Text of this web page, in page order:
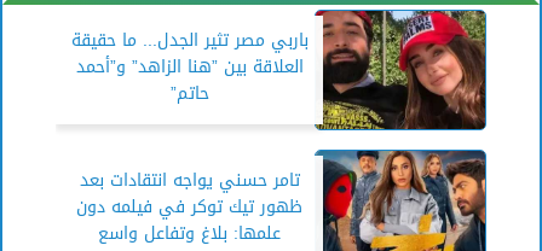
باربي مصر تثير الجدل... ما حقيقة
العلاقة بين ”هنا الزاهد” و”أحمد
حاتم”
تامر حسني يواجه انتقادات بعد
ظهور تيك توكر في فيلمه دون
علمها: بلاغ وتفاعل واسع